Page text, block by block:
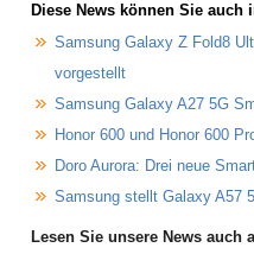
Diese News können Sie auch
Samsung Galaxy Z Fold8
vorgestellt
Samsung Galaxy A27 5G
Honor 600 und Honor 600
Doro Aurora: Drei neue
Samsung stellt Galaxy A57
Lesen Sie unsere News auch